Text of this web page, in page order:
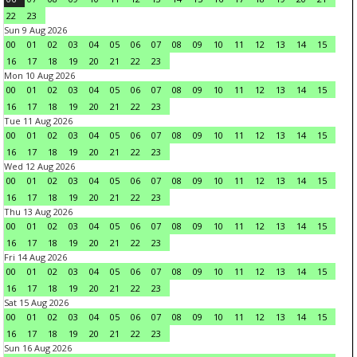
22
23
Sun 9 Aug 2026
00
01 02 03 04 05 06 07 08 09 10 11 12 13 14
15
16
17 18 19 20 21 22
23
Mon 10 Aug 2026
00
01 02 03 04 05 06 07 08 09 10 11 12 13 14
15
16
17 18 19 20 21 22
23
Tue 11 Aug 2026
00
01 02 03 04 05 06 07 08 09 10 11 12 13 14
15
16
17 18 19 20 21 22
23
Wed 12 Aug 2026
00
01 02 03 04 05 06 07 08 09 10 11 12 13 14
15
16
17 18 19 20 21 22
23
Thu 13 Aug 2026
00
01 02 03 04 05 06 07 08 09 10 11 12 13 14
15
16
17 18 19 20 21 22
23
Fri 14 Aug 2026
00
01 02 03 04 05 06 07 08 09 10 11 12 13 14
15
16
17 18 19 20 21 22
23
Sat 15 Aug 2026
00
01 02 03 04 05 06 07 08 09 10 11 12 13 14
15
16
17 18 19 20 21 22
23
Sun 16 Aug 2026